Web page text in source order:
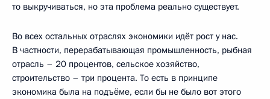
то выкручиваться, но эта проблема реально существует.
Во всех остальных отраслях экономики идёт рост у нас.
В частности, перерабатывающая промышленность, рыбная
отрасль – 20 процентов, сельское хозяйство,
строительство – три процента. То есть в принципе
экономика была на подъёме, если бы не было вот этого